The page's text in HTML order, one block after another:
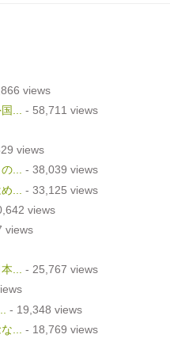
views
...
- 58,711 views
views
... - 38,039 views
...
- 33,125 views
views
views
... - 25,767 views
- 19,348 views
...
- 18,769 views